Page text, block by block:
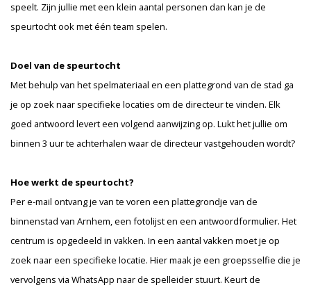
speelt. Zijn jullie met een klein aantal personen dan kan je de
speurtocht ook met één team spelen.
Doel van de speurtocht
Met behulp van het spelmateriaal en een plattegrond van de stad ga
je op zoek naar specifieke locaties om de directeur te vinden. Elk
goed antwoord levert een volgend aanwijzing op. Lukt het jullie om
binnen 3 uur te achterhalen waar de directeur vastgehouden wordt?
Hoe werkt de speurtocht?
Per e-mail ontvang je van te voren een plattegrondje van de
binnenstad van Arnhem, een fotolijst en een antwoordformulier. Het
centrum is opgedeeld in vakken. In een aantal vakken moet je op
zoek naar een specifieke locatie. Hier maak je een groepsselfie die je
vervolgens via WhatsApp naar de spelleider stuurt. Keurt de